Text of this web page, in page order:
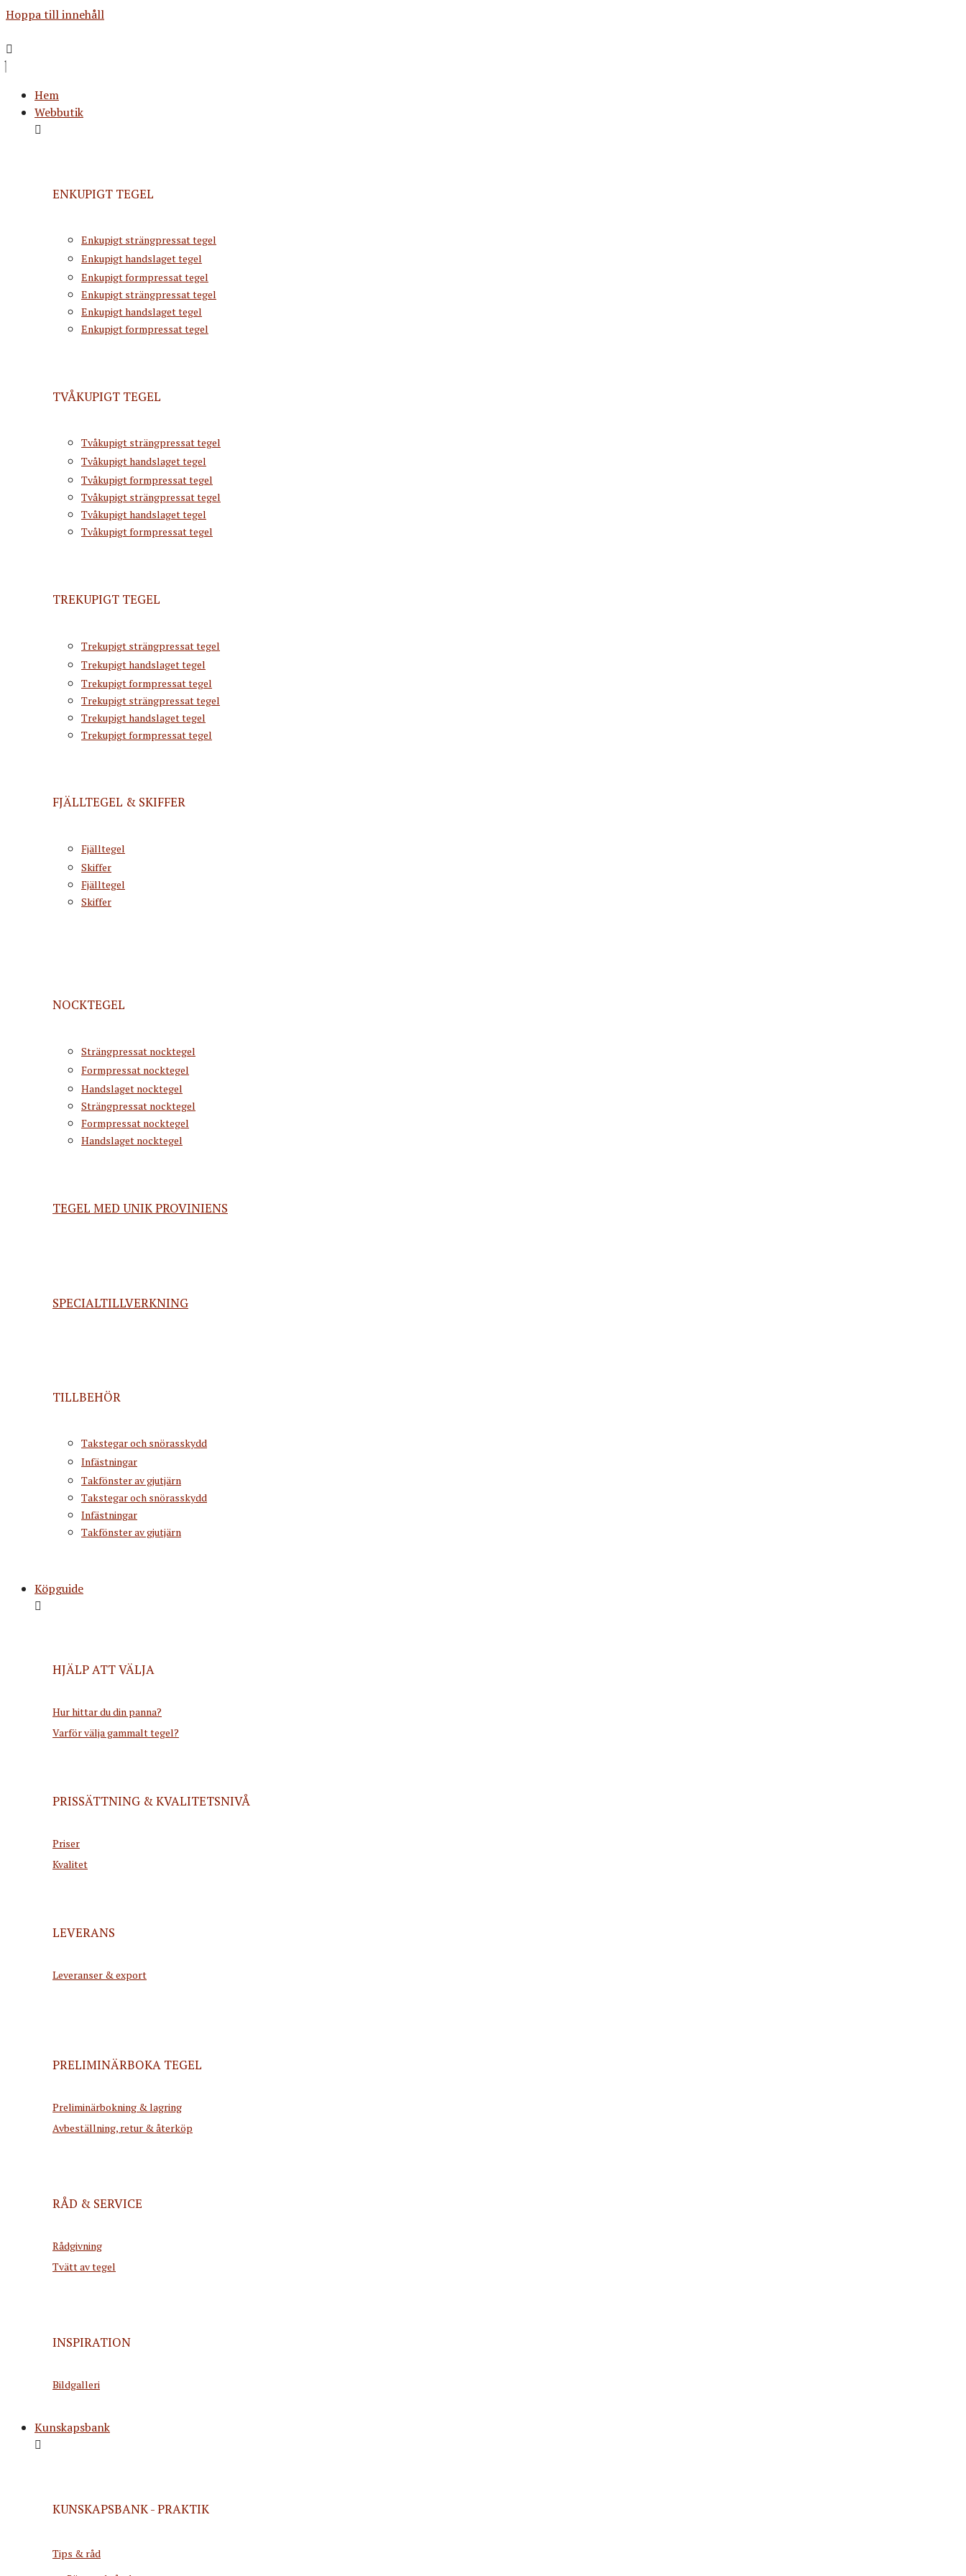
Hoppa till innehåll
Hem
Webbutik
ENKUPIGT TEGEL
Enkupigt strängpressat tegel
Enkupigt handslaget tegel
Enkupigt formpressat tegel
Enkupigt strängpressat tegel
Enkupigt handslaget tegel
Enkupigt formpressat tegel
TVÅKUPIGT TEGEL
Tvåkupigt strängpressat tegel
Tvåkupigt handslaget tegel
Tvåkupigt formpressat tegel
Tvåkupigt strängpressat tegel
Tvåkupigt handslaget tegel
Tvåkupigt formpressat tegel
TREKUPIGT TEGEL
Trekupigt strängpressat tegel
Trekupigt handslaget tegel
Trekupigt formpressat tegel
Trekupigt strängpressat tegel
Trekupigt handslaget tegel
Trekupigt formpressat tegel
FJÄLLTEGEL & SKIFFER
Fjälltegel
Skiffer
Fjälltegel
Skiffer
NOCKTEGEL
Strängpressat nocktegel
Formpressat nocktegel
Handslaget nocktegel
Strängpressat nocktegel
Formpressat nocktegel
Handslaget nocktegel
TEGEL MED UNIK PROVINIENS
SPECIALTILLVERKNING
TILLBEHÖR
Takstegar och snörasskydd
Infästningar
Takfönster av gjutjärn
Takstegar och snörasskydd
Infästningar
Takfönster av gjutjärn
Köpguide
HJÄLP ATT VÄLJA
Hur hittar du din panna?
Varför välja gammalt tegel?
PRISSÄTTNING & KVALITETSNIVÅ
Priser
Kvalitet
LEVERANS
Leveranser & export
PRELIMINÄRBOKA TEGEL
Preliminärbokning & lagring
Avbeställning, retur & återköp
RÅD & SERVICE
Rådgivning
Tvätt av tegel
INSPIRATION
Bildgalleri
Kunskapsbank
KUNSKAPSBANK - PRAKTIK
Tips & råd